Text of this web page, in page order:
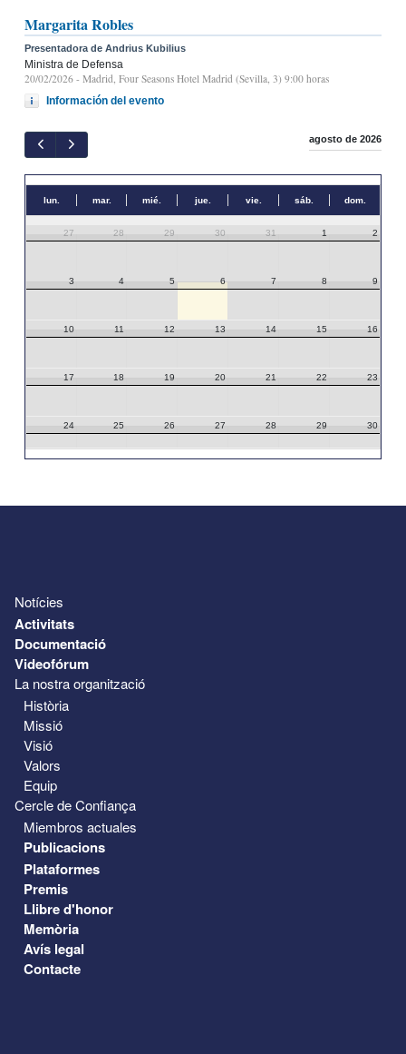
Margarita Robles
Presentadora de Andrius Kubilius
Ministra de Defensa
20/02/2026 - Madrid, Four Seasons Hotel Madrid (Sevilla, 3) 9:00 horas
Información del evento
agosto de 2026
lun. mar. mié. jue. vie. sáb. dom.
27 28 29 30 31 1 2
3 4 5 6 7 8 9
10 11 12 13 14 15 16
17 18 19 20 21 22 23
24 25 26 27 28 29 30
Notícies
Activitats
Documentació
Videofórum
La nostra organització
Història
Missió
Visió
Valors
Equip
Cercle de Confiança
Miembros actuales
Publicacions
Plataformes
Premis
Llibre d'honor
Memòria
Avís legal
Contacte